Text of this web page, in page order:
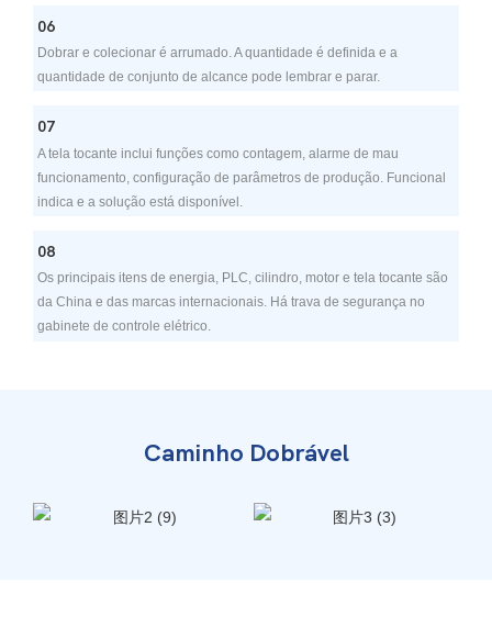
06
Dobrar e colecionar é arrumado. A quantidade é definida e a
quantidade de conjunto de alcance pode lembrar e parar.
07
A tela tocante inclui funções como contagem, alarme de mau
funcionamento, configuração de parâmetros de produção. Funcional
indica e a solução está disponível.
08
Os principais itens de energia, PLC, cilindro, motor e tela tocante são
da China e das marcas internacionais. Há trava de segurança no
gabinete de controle elétrico.
Caminho Dobrável